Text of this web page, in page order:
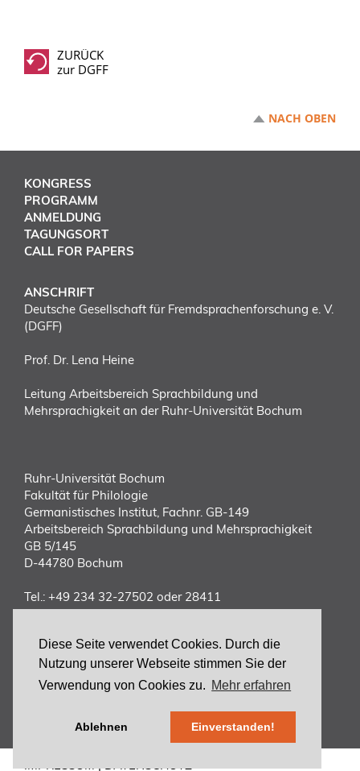
Diese Seite verwendet Cookies. Durch die
Nutzung unserer Webseite stimmen Sie der
Verwendung von Cookies zu. Mehr erfahren
Ablehnen Einverstanden!
ZURÜCK
zur DGFF
NACH OBEN
KONGRESS
PROGRAMM
ANMELDUNG
TAGUNGSORT
CALL FOR PAPERS
ANSCHRIFT
Deutsche Gesellschaft für Fremdsprachenforschung e. V.
(DGFF)
Prof. Dr. Lena Heine
Leitung Arbeitsbereich Sprachbildung und
Mehrsprachigkeit an der Ruhr-Universität Bochum
Ruhr-Universität Bochum
Fakultät für Philologie
Germanistisches Institut, Fachnr. GB-149
Arbeitsbereich Sprachbildung und Mehrsprachigkeit
GB 5/145
D-44780 Bochum
Tel.: +49 234 32-27502 oder 28411
E-Mail:vorstand(at)dgff.de
ANMELDUNG
zum Kongress
ZURÜCK
zur DGFF
IMPRESSUM|DATENSCHUTZ